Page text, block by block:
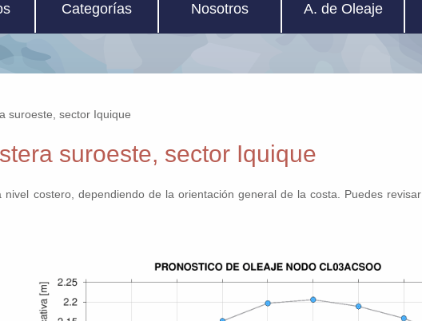
Categorías Nosotros A. de Oleaje
suroeste, sector Iquique
suroeste, sector Iquique
nivel costero, dependiendo de la orientación general de la costa. Puedes revisar